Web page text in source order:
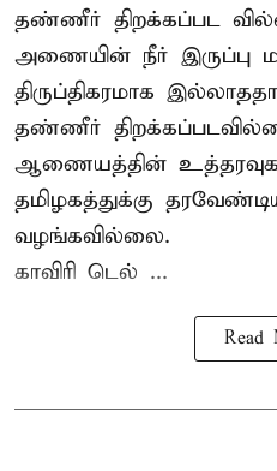
தண்ணீர் திறக்கப்பட
அணையின் நீர் இருப்பு
திருப்திகரமாக
தண்ணீர்
ஆணையத்தின்
தமிழகத்துக்கு
வழங்கவில்லை.
காவிரி டெல் ...
Read